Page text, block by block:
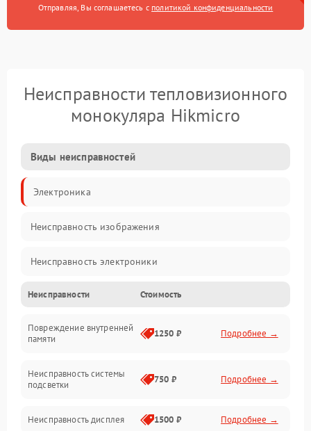
Отправляя, Вы соглашаетесь с политикой конфиденциальности
Неисправности тепловизионного
монокуляра Hikmicro
Виды неисправностей
Электроника
Неисправность изображения
Неисправность электроники
Электропитание
Матрица
Неисправности Стоимость
Повреждение внутренней
памяти
1250 ₽ Подробнее →
Неисправность системы
подсветки
750 ₽ Подробнее →
Неисправность дисплея 1500 ₽ Подробнее →